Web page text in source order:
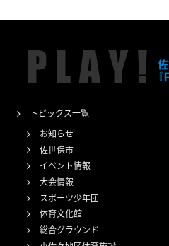
ト
トピックス一覧
お知らせ
佐世保市
イベント情報
大会情報
スポーツ少年団
体育文化館
総合グラウンド